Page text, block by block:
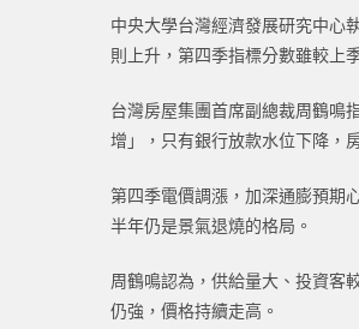
中央大學台灣經濟發展研究中心
則上升，第四季指標分數雖較上
台灣房屋集團首席副總裁周鶴鳴
增」，只有銀行放款水位下降，
第四季電價調漲，加深通膨預期
半年仍是景氣退燒的格局。
周鶴鳴認為，供給量大、投資客
仍強，價格持續走高。